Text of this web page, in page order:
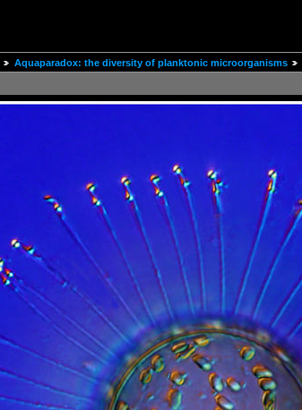
Aquaparadox: the diversity of planktonic microorganisms